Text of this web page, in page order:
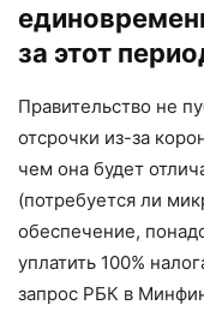
за этот
Правительство не
отсрочки из-за
чем она будет
(потребуется ли
обеспечение,
уплатить 100%
запрос РБК в